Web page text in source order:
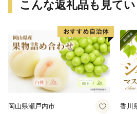
こんな返礼品も見て
岡山県瀬戸内市 香川